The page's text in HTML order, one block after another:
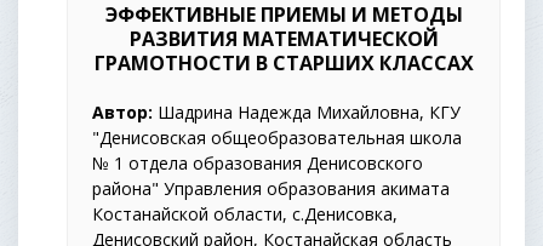
ЭФФЕКТИВНЫЕ ПРИЕМЫ И МЕТОДЫ
РАЗВИТИЯ МАТЕМАТИЧЕСКОЙ
ГРАМОТНОСТИ В СТАРШИХ КЛАССАХ
Автор: Шадрина Надежда Михайловна, КГУ
"Денисовская общеобразовательная школа
№ 1 отдела образования Денисовского
района" Управления образования акимата
Костанайской области, с.Денисовка,
Денисовский район, Костанайская область